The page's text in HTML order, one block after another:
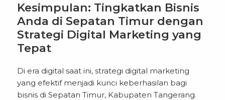
Kesimpulan: Tingkatkan Bisnis
Anda di Sepatan Timur dengan
Strategi Digital Marketing yang
Tepat
Di era digital saat ini, strategi digital marketing
yang efektif menjadi kunci keberhasilan bagi
bisnis di Sepatan Timur, Kabupaten Tangerang.